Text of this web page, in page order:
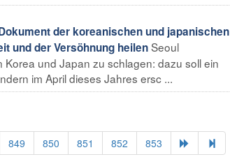
der koreanischen und japanischen
und der Versöhnung heilenSeoul
und Japan zu schlagen: dazu soll ein
im April dieses Jahres ersc ...
849 850 851 852 853